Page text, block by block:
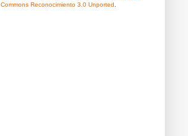
Commons Reconocimiento 3.0 Unported